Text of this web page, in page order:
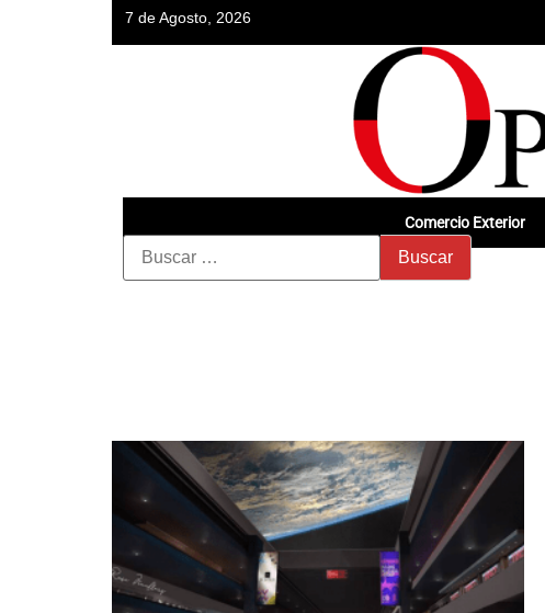
7 de Agosto, 2026
Comercio Exterior